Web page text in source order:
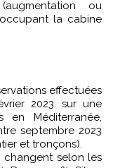
ou
la cabine
effectuées
2023. sur une
Méditerranée,
septembre 2023
et tronçons).
changent selon les